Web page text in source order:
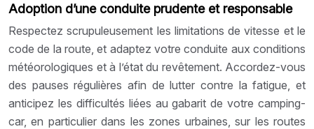
Adoption d’une conduite prudente et responsable
Respectez scrupuleusement les limitations de vitesse et le
code de la route, et adaptez votre conduite aux conditions
météorologiques et à l’état du revêtement. Accordez-vous
des pauses régulières afin de lutter contre la fatigue, et
anticipez les difficultés liées au gabarit de votre camping-
car, en particulier dans les zones urbaines, sur les routes